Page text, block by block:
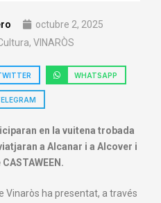
octubre 2, 2025
, VINARÒS
WHATSAPP
en la vuitena trobada
a Alcanar i a Alcover i
Vinaròs ha presentat, a través